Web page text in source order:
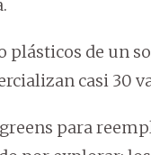
plásticos de un
casi 30
para